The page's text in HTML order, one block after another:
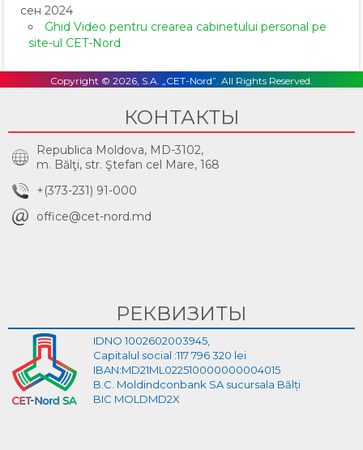
сен 2024
Ghid Video pentru crearea cabinetului personal pe
site-ul CET-Nord
Copyright © 2026, S.A. „CET-Nord”. All Rights Reserved.
КОНТАКТЫ
Republica Moldova, MD-3102,
m. Bălţi, str. Ştefan cel Mare, 168
+(373-231) 91-000
office@cet-nord.md
РЕКВИЗИТЫ
IDNO 1002602003945,
Capitalul social :117 796 320 lei
IBAN:MD21ML022510000000004015
B.C. Moldindconbank SA sucursala Bălți
BIC MOLDMD2X